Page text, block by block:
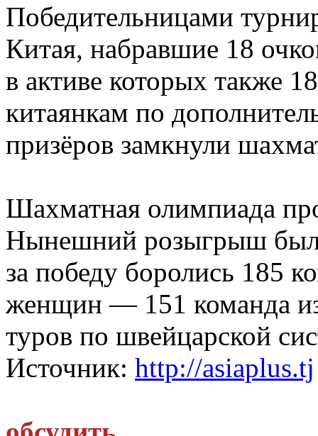
Победительницами
Китая, набравшие 18
в активе которых также
китаянкам по
призёров замкнули
Шахматная олимпиада
Нынешний розыгрыш
за победу боролись 185
женщин — 151 команда
туров по швейцарской
Источник: http://asiaplus.tj